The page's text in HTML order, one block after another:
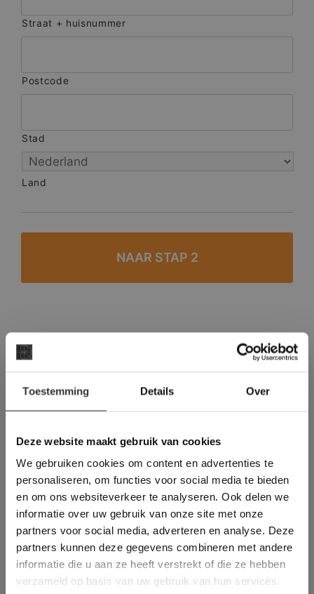
Toestemming Details Over
Deze website maakt gebruik van cookies
We gebruiken cookies om content en advertenties te
personaliseren, om functies voor social media te bieden
en om ons websiteverkeer te analyseren. Ook delen we
informatie over uw gebruik van onze site met onze
partners voor social media, adverteren en analyse. Deze
partners kunnen deze gegevens combineren met andere
informatie die u aan ze heeft verstrekt of die ze hebben
verzameld op basis van uw gebruik van hun services.
Straat + huisnummer
Postcode
Stad
Land
#1 in de categorie vloeren op Trustpilot
Binnen 24 uur een passende offerte
Meer dan 500 m2 showroom
Deze website maakt
gebruik van cookies.
This Cookie Banner was deleted and is no
longer working. Please contact the website
administrator.
Deze website gebruikt cookies om de
gebruikerservaring te verbeteren. Door
gebruik te maken van onze website geeft u
toestemming voor alle cookies in
overeenstemming met ons cookiebeleid.Lees
verder
ALLES ACCEPTEREN